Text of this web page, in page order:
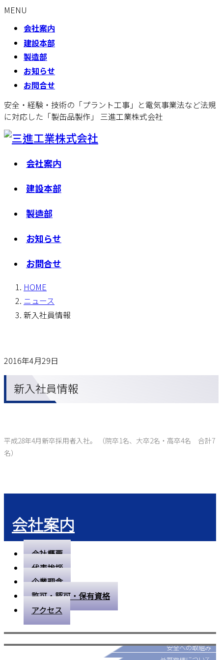
MENU
会社案内
建設本部
製造部
お知らせ
お問合せ
安全・経験・技術の「プラント工事」と電気事業法など法規
に対応した「製缶品製作」 三進工業株式会社
会社案内
建設本部
製造部
お知らせ
お問合せ
HOME
ニュース
新入社員情報
2016年4月29日
新入社員情報
平成28年4月新卒採用者入社。 （院卒1名、大卒2名・高卒4名 合計7
名）
会社案内
会社概要
代表挨拶
企業理念
許可・認可・保有資格
アクセス
パートナー募集
安全への取組み